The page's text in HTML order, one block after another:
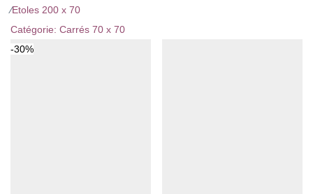
⁄Etoles 200 x 70
Catégorie: Carrés 70 x 70
-30%